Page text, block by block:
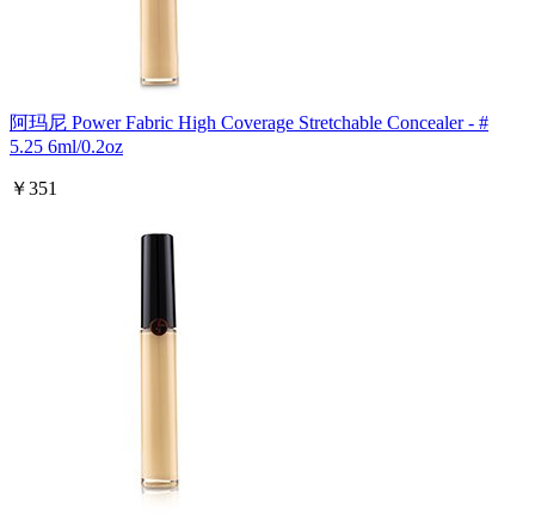
阿玛尼 Power Fabric High Coverage Stretchable Concealer - #
5.25 6ml/0.2oz
￥351